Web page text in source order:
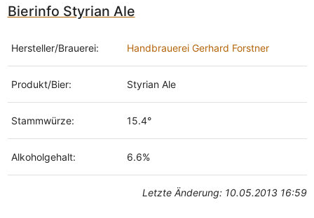
Bierinfo Styrian Ale
Hersteller/Brauerei: Handbrauerei Gerhard Forstner
Produkt/Bier: Styrian Ale
Stammwürze: 15.4°
Alkoholgehalt: 6.6%
Letzte Änderung: 10.05.2013 16:59